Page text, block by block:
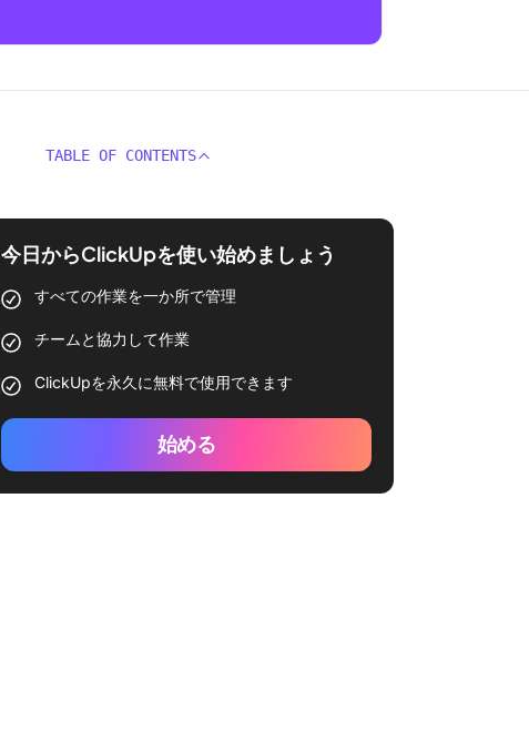
TABLE OF CONTENTS
今日からClickUpを使い始めましょう
すべての作業を一か所で管理
チームと協力して作業
ClickUpを永久に無料で使用できます
始める